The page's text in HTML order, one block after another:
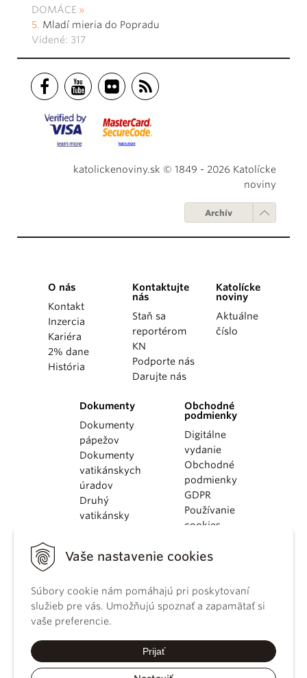
Vaše nastavenie cookies
Súbory cookie nám pomáhajú pri poskytovaní
služieb pre vás. Umožňujú spoznať a zapamätať si
vaše preferencie.
Prijať
DOMÁCE
Mladí mieria do Popradu
Videné: 317
katolickenoviny.sk © 1849 - 2026 Katolícke
noviny
Archív
O nás
Kontakt
Inzercia
Kariéra
2% dane
História
Kontaktujte
nás
Staň sa
reportérom
KN
Podporte nás
Darujte nás
Katolícke
noviny
Aktuálne
číslo
Dokumenty
Dokumenty
pápežov
Dokumenty
vatikánskych
úradov
Druhý
vatikánsky
KBS
kánonického
práva
Katechizmus
Obchodné
podmienky
Digitálne
vydanie
Obchodné
podmienky
GDPR
Používanie
cookies